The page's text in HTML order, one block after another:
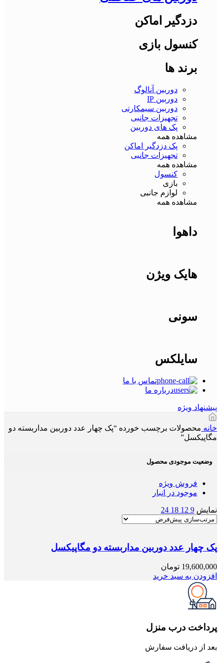
دزدگیر اماکن
کنسول بازی
برند ها
دوربین آنالوگ
دوربین IP
دوربین سیمکارتی
تجهیزات جانبی
پک های دوربین
مشاهده همه
پک دزدگیر اماکن
تجهیزات جانبی
مشاهده همه
کنسول
بازی
لوازم جانبی
مشاهده همه
داهوا
هایک ویژن
سونی
سایلکس
تماس با ما
درباره ما
پیشنهاد ویژه
خانه محصولات برچسب خورده “پک چهار عدد دوربین مداربسته دو
مگاپیکسل”
وضعیت موجودی محصول
فروش ویژه
موجود در انبار
نمایش 9
12
18
24
پک چهار عدد دوربین مداربسته دو مگاپیکسل
19,600,000 تومان
افزودن به سبد خرید
پرداخت درب منزل
بعد از دریافت سفارش